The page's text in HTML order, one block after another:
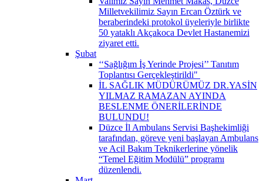
Milletvekilimiz Sayın Ercan Öztürk ve
beraberindeki protokol üyeleriyle birlikte
50 yataklı Akçakoca Devlet Hastanemizi
ziyaret etti.
Şubat
‘‘Sağlığım İş Yerinde Projesi’’ Tanıtım
Toplantısı Gerçekleştirildi" ​
İL SAĞLIK MÜDÜRÜMÜZ DR.YASİN
YILMAZ RAMAZAN AYINDA
BESLENME ÖNERİLERİNDE
BULUNDU!
Düzce İl Ambulans Servisi Başhekimliği
tarafından, göreve yeni başlayan Ambulans
ve Acil Bakım Teknikerlerine yönelik
“Temel Eğitim Modülü” programı
düzenlendi.